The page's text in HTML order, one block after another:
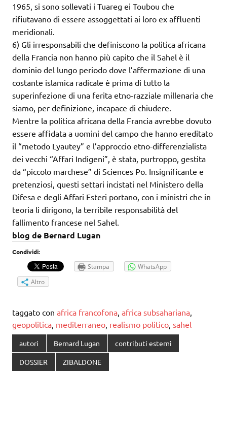
1965, si sono sollevati i Tuareg ei Toubou che
rifiutavano di essere assoggettati ai loro ex affluenti
meridionali.
6) Gli irresponsabili che definiscono la politica africana
della Francia non hanno più capito che il Sahel è il
dominio del lungo periodo dove l’affermazione di una
costante islamica radicale è prima di tutto la
superinfezione di una ferita etno-razziale millenaria che
siamo, per definizione, incapace di chiudere.
Mentre la politica africana della Francia avrebbe dovuto
essere affidata a uomini del campo che hanno ereditato
il “metodo Lyautey” e l’approccio etno-differenzialista
dei vecchi “Affari Indigeni”, è stata, purtroppo, gestita
da “piccolo marchese” di Sciences Po. Insignificante e
pretenziosi, questi settari incistati nel Ministero della
Difesa e degli Affari Esteri portano, con i ministri che in
teoria li dirigono, la terribile responsabilità del
fallimento francese nel Sahel.
blog de Bernard Lugan
Condividi:
Stampa
WhatsApp
Altro
taggato con africa francofona africa subsahariana
geopolitica mediterraneo realismo politico sahel
autori Bernard Lugan contributi esterni
DOSSIER ZIBALDONE